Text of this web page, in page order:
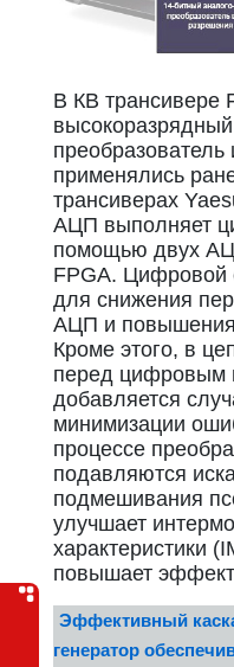
В КВ трансивере
применялись
трансиверах
АЦП выполняет
помощью двух
FPGA. Цифровой
для снижения
АЦП и повышения
Кроме этого, в
перед цифровым
добавляется
минимизации
процессе
подавляются
подмешивания
улучшает
характеристики
повышает
Эффективный
генератор